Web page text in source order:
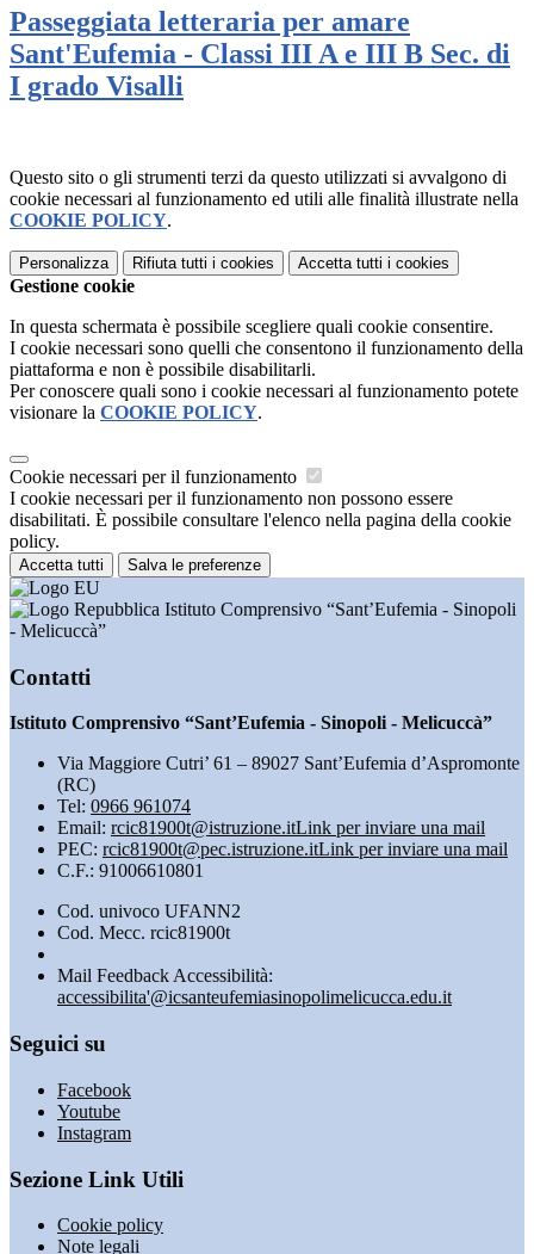
Passeggiata letteraria per amare
Sant'Eufemia - Classi III A e III B Sec. di
I grado Visalli
Questo sito o gli strumenti terzi da questo utilizzati si avvalgono di
cookie necessari al funzionamento ed utili alle finalità illustrate nella
COOKIE POLICY.
Personalizza Rifiuta tutti i cookies Accetta tutti i cookies
Gestione cookie
In questa schermata è possibile scegliere quali cookie consentire.
I cookie necessari sono quelli che consentono il funzionamento della
piattaforma e non è possibile disabilitarli.
Per conoscere quali sono i cookie necessari al funzionamento potete
visionare la COOKIE POLICY.
Cookie necessari per il funzionamento
I cookie necessari per il funzionamento non possono essere
disabilitati. È possibile consultare l'elenco nella pagina della cookie
policy.
Accetta tutti Salva le preferenze
Istituto Comprensivo “Sant’Eufemia - Sinopoli
- Melicuccà”
Contatti
Istituto Comprensivo “Sant’Eufemia - Sinopoli - Melicuccà”
Via Maggiore Cutri’ 61 – 89027 Sant’Eufemia d’Aspromonte
(RC)
Tel: 0966 961074
Email: rcic81900t@istruzione.itLink per inviare una mail
PEC: rcic81900t@pec.istruzione.itLink per inviare una mail
C.F.: 91006610801
Cod. univoco UFANN2
Cod. Mecc. rcic81900t
Mail Feedback Accessibilità:
accessibilita'@icsanteufemiasinopolimelicucca.edu.it
Seguici su
Facebook
Youtube
Instagram
Sezione Link Utili
Cookie policy
Note legali